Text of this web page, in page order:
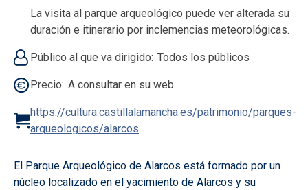
La visita al parque arqueológico puede ver alterada su
duración e itinerario por inclemencias meteorológicas.
Público al que va dirigido Todos los públicos
Precio A consultar en su web
https://cultura.castillalamancha.es/patrimonio/parques-
arqueologicos/alarcos
El Parque Arqueológico de Alarcos está formado por un
núcleo localizado en el yacimiento de Alarcos y su